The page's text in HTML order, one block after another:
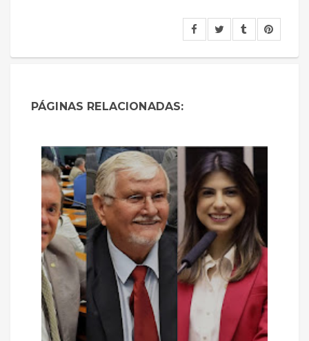
PÁGINAS RELACIONADAS: